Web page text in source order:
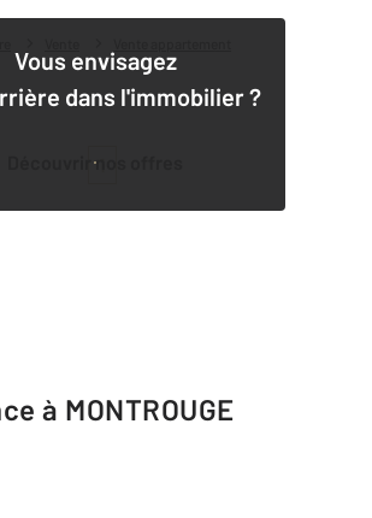
Vous envisagez
dans l'immobilier ?
Découvrir nos offres
à MONTROUGE